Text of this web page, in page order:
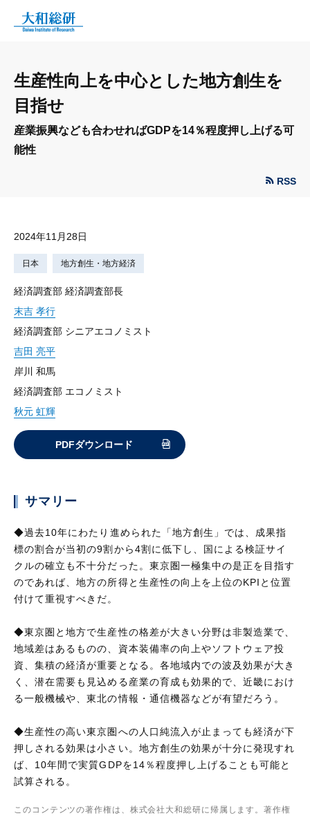
生産性向上を中心とした地方創生を
目指せ
産業振興なども合わせればGDPを14％程度押し上げる可
能性
RSS
2024年11月28日
日本 地方創生・地方経済
経済調査部 経済調査部長
末吉 孝行
経済調査部 シニアエコノミスト
吉田 亮平
岸川 和馬
経済調査部 エコノミスト
秋元 虹輝
PDFダウンロード
サマリー
◆過去10年にわたり進められた「地方創生」では、成果指
標の割合が当初の9割から4割に低下し、国による検証サイ
クルの確立も不十分だった。東京圏一極集中の是正を目指す
のであれば、地方の所得と生産性の向上を上位のKPIと位置
付けて重視すべきだ。
◆東京圏と地方で生産性の格差が大きい分野は非製造業で、
地域差はあるものの、資本装備率の向上やソフトウェア投
資、集積の経済が重要となる。各地域内での波及効果が大き
く、潜在需要も見込める産業の育成も効果的で、近畿におけ
る一般機械や、東北の情報・通信機器などが有望だろう。
◆生産性の高い東京圏への人口純流入が止まっても経済が下
押しされる効果は小さい。地方創生の効果が十分に発現すれ
ば、10年間で実質GDPを14％程度押し上げることも可能と
試算される。
このコンテンツの著作権は、株式会社大和総研に帰属します。著作権